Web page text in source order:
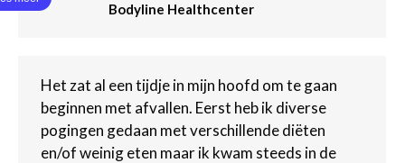
Bodyline Healthcenter
Het zat al een tijdje in mijn hoofd om te gaan
beginnen met afvallen. Eerst heb ik diverse
pogingen gedaan met verschillende diëten
en/of weinig eten maar ik kwam steeds in de